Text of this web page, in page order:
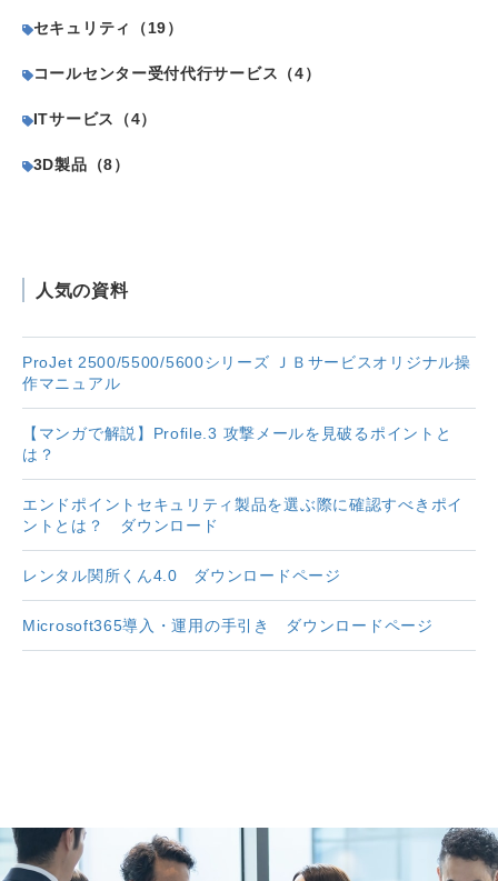
セキュリティ（19）
コールセンター受付代行サービス（4）
ITサービス（4）
3D製品（8）
人気の資料
ProJet 2500/5500/5600シリーズ ＪＢサービスオリジナル操
作マニュアル
【マンガで解説】Profile.3 攻撃メールを見破るポイントと
は？
エンドポイントセキュリティ製品を選ぶ際に確認すべきポイ
ントとは？ ダウンロード
レンタル関所くん4.0 ダウンロードページ
Microsoft365導入・運用の手引き ダウンロードページ